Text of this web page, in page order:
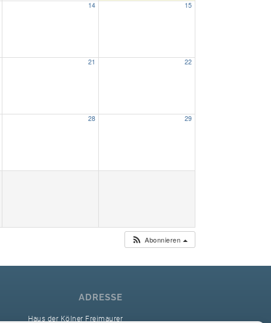
14 15
21 22
28 29
Abonnieren
ADRESSE
Haus der Kölner Freimaurer